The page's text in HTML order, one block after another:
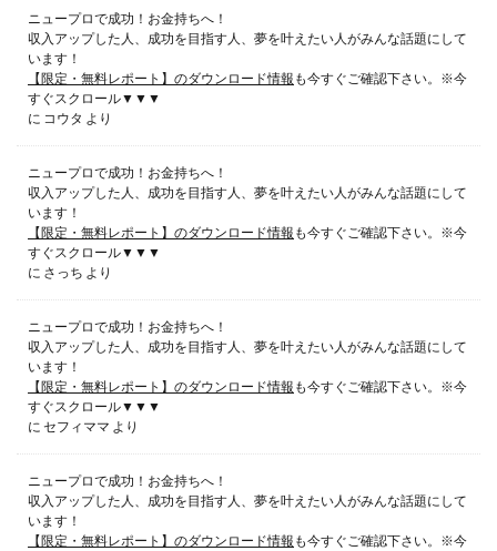
ニュープロで成功！お金持ちへ！
収入アップした人、成功を目指す人、夢を叶えたい人がみんな話題にして
います！
【限定・無料レポート】のダウンロード情報 も今すぐご確認下さい。※今
すぐスクロール▼▼▼
に コウタ より
ニュープロで成功！お金持ちへ！
収入アップした人、成功を目指す人、夢を叶えたい人がみんな話題にして
います！
【限定・無料レポート】のダウンロード情報 も今すぐご確認下さい。※今
すぐスクロール▼▼▼
に さっち より
ニュープロで成功！お金持ちへ！
収入アップした人、成功を目指す人、夢を叶えたい人がみんな話題にして
います！
【限定・無料レポート】のダウンロード情報 も今すぐご確認下さい。※今
すぐスクロール▼▼▼
に セフィママ より
ニュープロで成功！お金持ちへ！
収入アップした人、成功を目指す人、夢を叶えたい人がみんな話題にして
います！
【限定・無料レポート】のダウンロード情報 も今すぐご確認下さい。※今